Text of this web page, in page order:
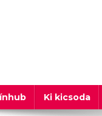
Ki kicsoda